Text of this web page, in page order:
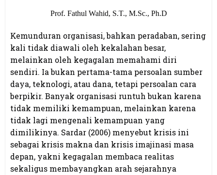
Prof. Fathul Wahid, S.T., M.Sc., Ph.D
Kemunduran organisasi, bahkan peradaban, sering
kali tidak diawali oleh kekalahan besar,
melainkan oleh kegagalan memahami diri
sendiri. Ia bukan pertama-tama persoalan sumber
daya, teknologi, atau dana, tetapi persoalan cara
berpikir. Banyak organisasi runtuh bukan karena
tidak memiliki kemampuan, melainkan karena
tidak lagi mengenali kemampuan yang
dimilikinya. Sardar (2006) menyebut krisis ini
sebagai krisis makna dan krisis imajinasi masa
depan, yakni kegagalan membaca realitas
sekaligus membayangkan arah sejarahnya